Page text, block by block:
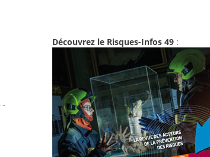
Découvrez le Risques-Infos 49 :